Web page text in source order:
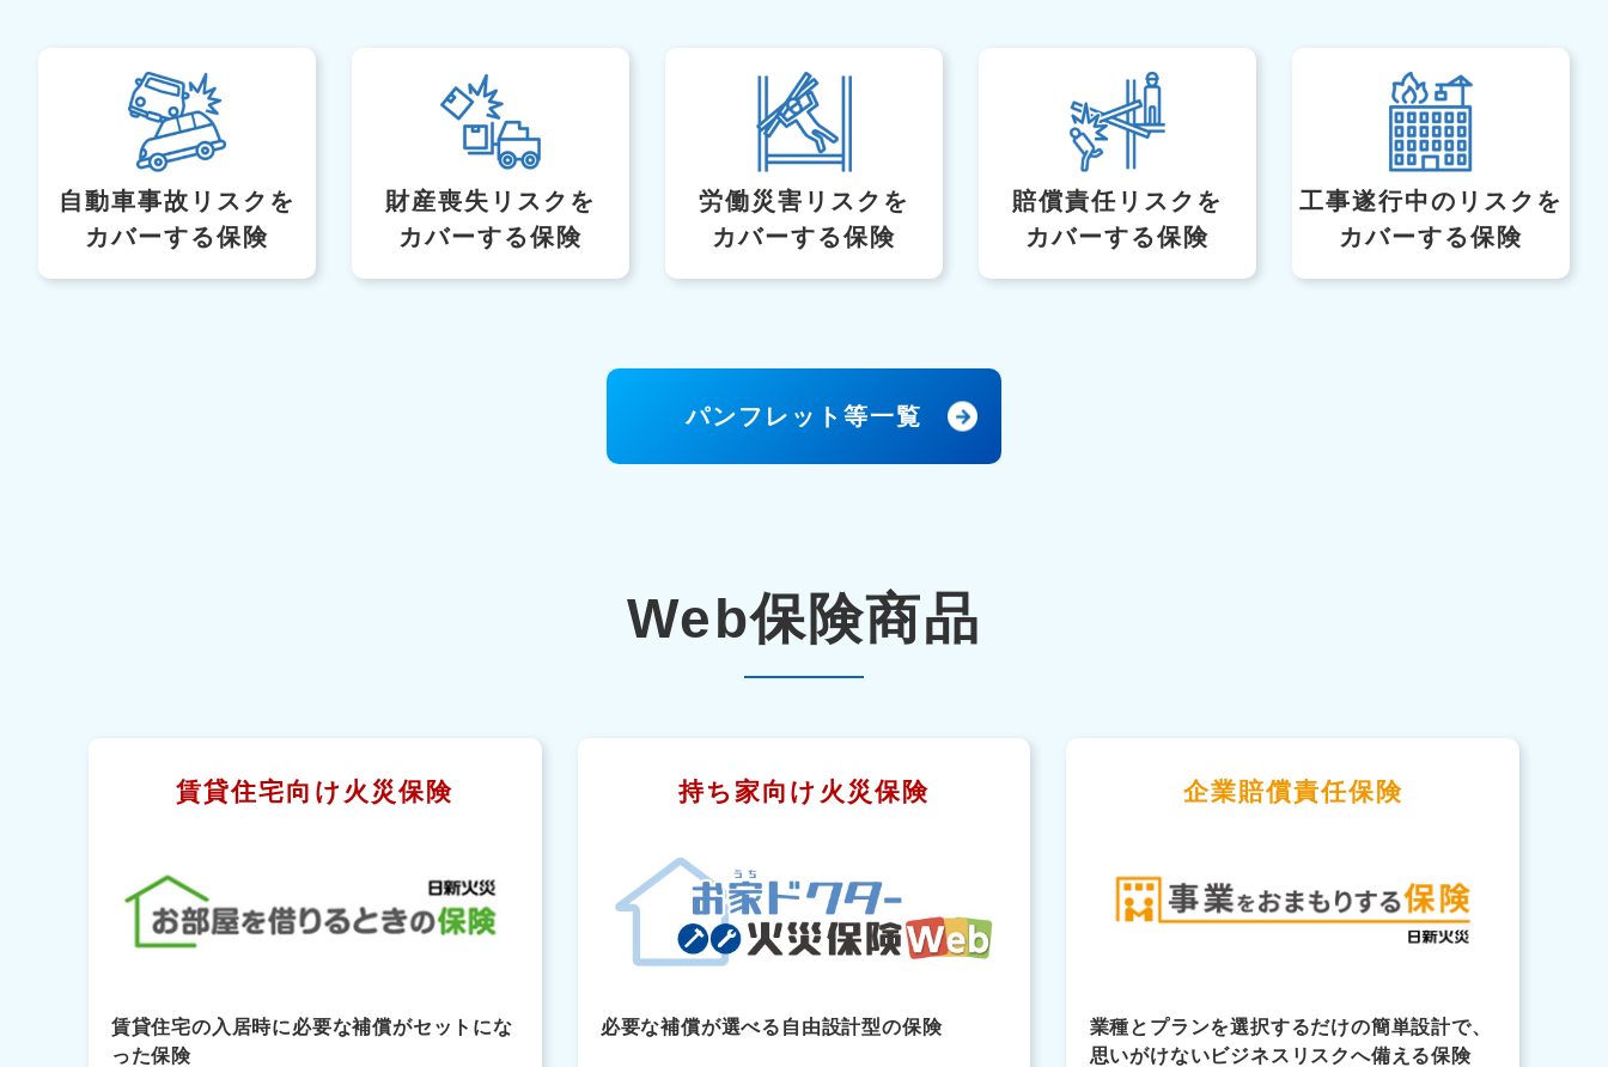
自動車事故リスク を
カバーする保険
財産喪失リスク を
カバーする保険
労働災害リスクを
カバーする保険
賠償責任リスクを
カバーする保険
工事遂行中のリスク を
カバーする保険
パンフレット等一覧
Web保険商品
賃貸住宅向け火災保険
賃貸住宅の入居時に必要な補償がセットにな
った保険
持ち家向け火災保険
必要な補償が選べる自由設計型の保険
企業賠償責任保険
業種とプランを選択するだけの簡単設計で、
思いがけないビジネスリスクへ備える保険